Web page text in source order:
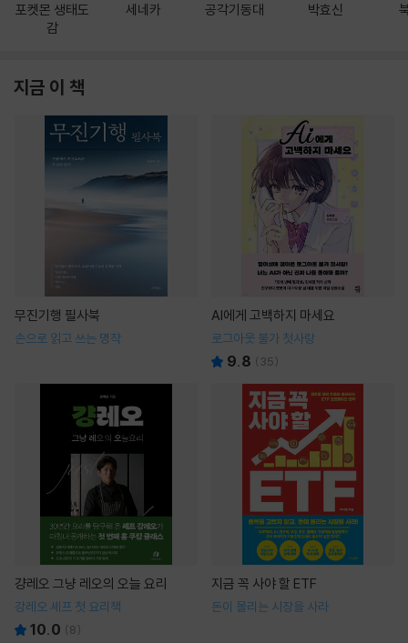
포켓몬 생태도
감
세네카 공각기동대 박효신
지금 이 책
무진기행 필사북
손으로 읽고 쓰는 명작
AI에게 고백하지 마세요
로그아웃 불가 첫사랑
9.8 ( 35)
걍레오 그냥 레오의 오늘 요리
강레오 셰프 첫 요리책
10.0 (8)
지금 꼭 사야 할 ETF
돈이 몰리는 시장을 사라